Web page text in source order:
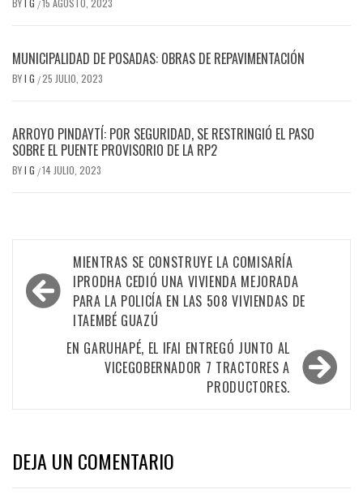
/
MUNICIPALIDAD DE POSADAS: OBRAS DE REPAVIMENTACIÓN
BYI G /25 JULIO, 2023
ARROYO PINDAYTÍ: POR SEGURIDAD, SE RESTRINGIÓ EL PASO
SOBRE EL PUENTE PROVISORIO DE LA RP2
BYI G /14 JULIO, 2023
Navegación
de
entradas
MIENTRAS SE CONSTRUYE LA COMISARÍA
IPRODHA CEDIÓ UNA VIVIENDA MEJORADA
PARA LA POLICÍA EN LAS 508 VIVIENDAS DE
ITAEMBÉ GUAZÚ
EN GARUHAPÉ, EL IFAI ENTREGÓ JUNTO AL
VICEGOBERNADOR 7 TRACTORES A
PRODUCTORES.
DEJA UN COMENTARIO